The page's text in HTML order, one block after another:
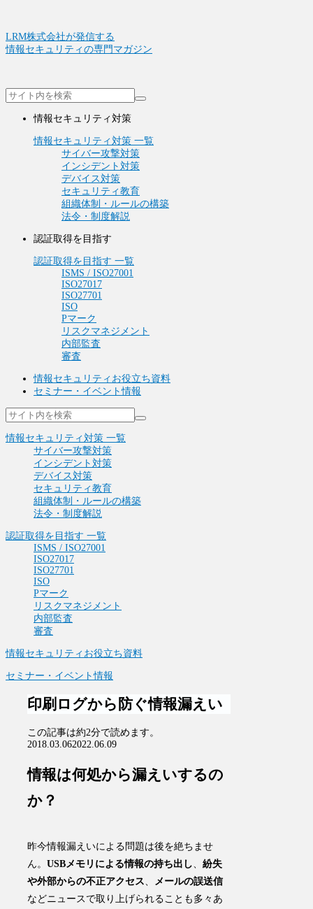
LRM株式会社が発信する
情報セキュリティの専門マガジン
情報セキュリティ対策
情報セキュリティ対策 一覧
サイバー攻撃対策
インシデント対策
デバイス対策
セキュリティ教育
組織体制・ルールの構築
法令・制度解説
認証取得を目指す
認証取得を目指す 一覧
ISMS / ISO27001
ISO27017
ISO27701
ISO
Pマーク
リスクマネジメント
内部監査
審査
情報セキュリティお役立ち資料
セミナー・イベント情報
情報セキュリティ対策 一覧
サイバー攻撃対策
インシデント対策
デバイス対策
セキュリティ教育
組織体制・ルールの構築
法令・制度解説
認証取得を目指す 一覧
ISMS / ISO27001
ISO27017
ISO27701
ISO
Pマーク
リスクマネジメント
内部監査
審査
情報セキュリティお役立ち資料
セミナー・イベント情報
印刷ログから防ぐ情報漏えい
この記事は約2分で読めます。
2018.03.062022.06.09
情報は何処から漏えいするの
か？
昨今情報漏えいによる問題は後を絶ちませ
ん。USBメモリによる情報の持ち出し、紛失
や外部からの不正アクセス、 メールの誤送信
などニュースで取り上げられることも多々あ